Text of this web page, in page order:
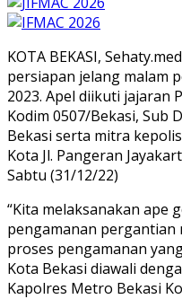
KOTA BEKASI,
persiapan jelang malam
2023. Apel diikuti jajaran
Kodim 0507/Bekasi, Sub
Bekasi serta mitra
Kota Jl. Pangeran
Sabtu (31/12/22)
“Kita melaksanakan ape
pengamanan pergantian
proses pengamanan
Kota Bekasi diawali
Kapolres Metro Bekasi